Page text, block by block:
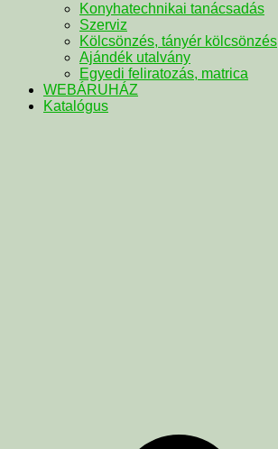
Konyhatechnikai tanácsadás
Szerviz
Kölcsönzés, tányér kölcsönzés
Ajándék utalvány
Egyedi feliratozás, matrica
WEBÁRUHÁZ
Katalógus